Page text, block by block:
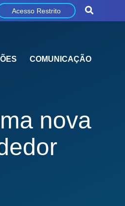
Acesso Restrito
COMUNICAÇÃO
nova